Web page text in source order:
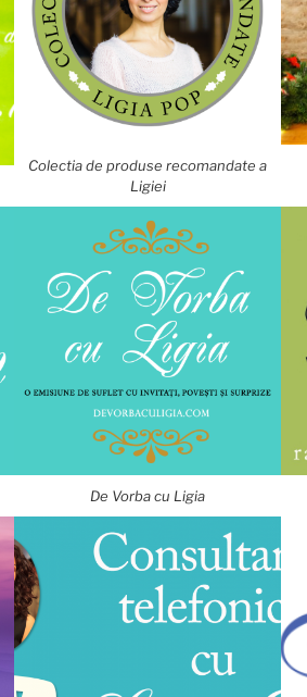
Colectia de produse recomandate a
Ligiei
De Vorba cu Ligia